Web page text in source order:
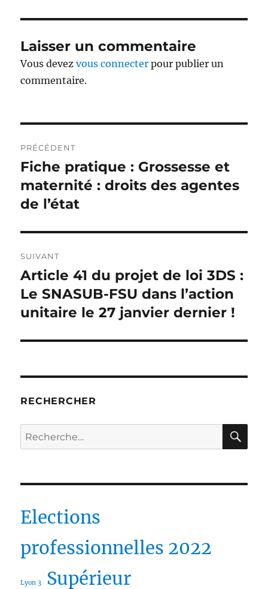
Laisser un commentaire
Vous devezvous connecter pour publier un
commentaire.
de
l’article
PRÉCÉDENT
Publication
précédente :
Fiche pratique : Grossesse et
maternité : droits des agentes
de l’état
SUIVANT
Publication
suivante :
Article 41 du projet de loi 3DS :
Le SNASUB-FSU dans l’action
unitaire le 27 janvier dernier !
RECHERCHER
Recherche
pour :
Elections
professionnelles 2022
Lyon 3 Supérieur